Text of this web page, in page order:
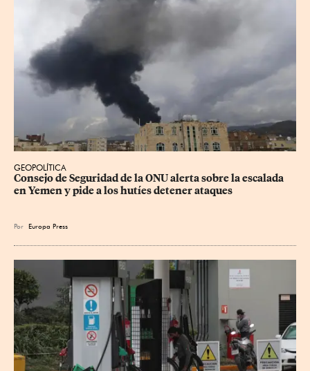
GEOPOLÍTICA
Consejo de Seguridad de la ONU alerta sobre la escalada
en Yemen y pide a los hutíes detener ataques
Por Europa Press